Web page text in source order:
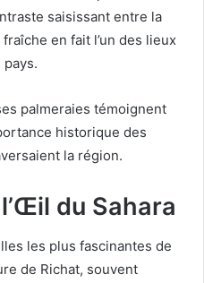
saisissant entre la
en fait l’un des lieux
palmeraies témoignent
historique des
la région.
du Sahara
les plus fascinantes de
de Richat, souvent